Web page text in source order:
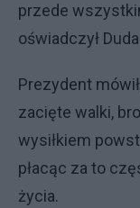
przede
oświadczył
Prezydent
zacięte walki,
wysiłkiem
płacąc za to
życia.